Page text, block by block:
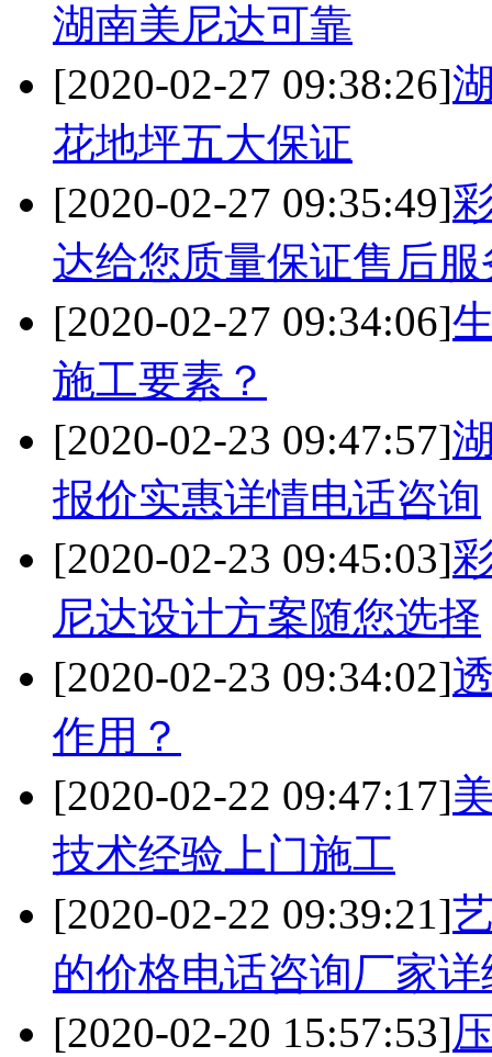
湖南美尼达可靠
[2020-02-27 09:38:26]
花地坪五大保证
[2020-02-27 09:35:49]
达给您质量保证售后服
[2020-02-27 09:34:06]
施工要素？
[2020-02-23 09:47:57]
报价实惠详情电话咨询
[2020-02-23 09:45:03]
尼达设计方案随您选择
[2020-02-23 09:34:02]
作用？
[2020-02-22 09:47:17]
技术经验上门施工
[2020-02-22 09:39:21]
的价格电话咨询厂家
[2020-02-20 15:57:53]